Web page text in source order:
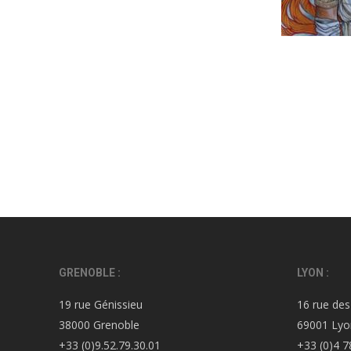
GRENOBLE :
19 rue Génissieu
38000 Grenoble
+33 (0)9.52.79.30.01
LYON :
16 rue
69001
+33 (0)4